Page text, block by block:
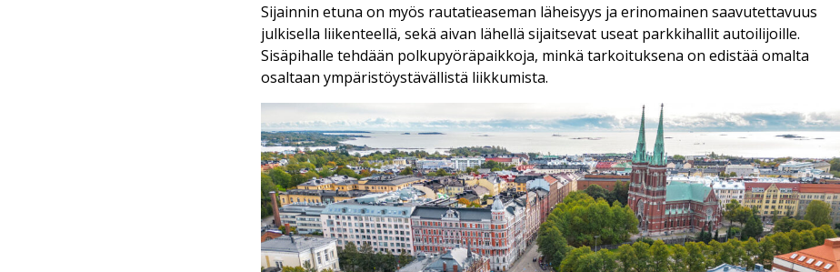
Sijainnin etuna on myös rautatieaseman läheisyys ja erinomainen saavutettavuus
julkisella liikenteellä, sekä aivan lähellä sijaitsevat useat parkkihallit autoilijoille.
Sisäpihalle tehdään polkupyöräpaikkoja, minkä tarkoituksena on edistää omalta
osaltaan ympäristöystävällistä liikkumista.